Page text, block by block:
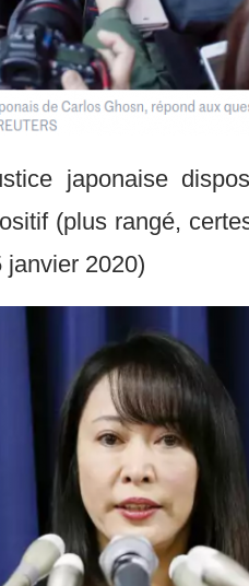
japonaise
(plus rangé,
janvier 2020)